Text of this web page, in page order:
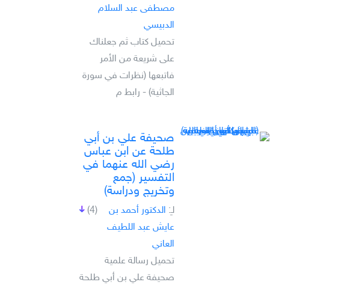
مصطفى عبد السلام
الدبيسي
تحميل كتاب ثم جعلناك
على شريعة من الأمر
فاتبعها (نظرات في سورة
الجاثية) - رابط م
صحيفة علي بن أبي
طلحة عن ابن عباس
رضي الله عنهما في
التفسير (جمع
وتخريج ودراسة)
(4) لـِ: الدكتور أحمد بن
عايش عبد اللطيف
العاني
تحميل رسالة علمية
صحيفة علي بن أبي طلحة